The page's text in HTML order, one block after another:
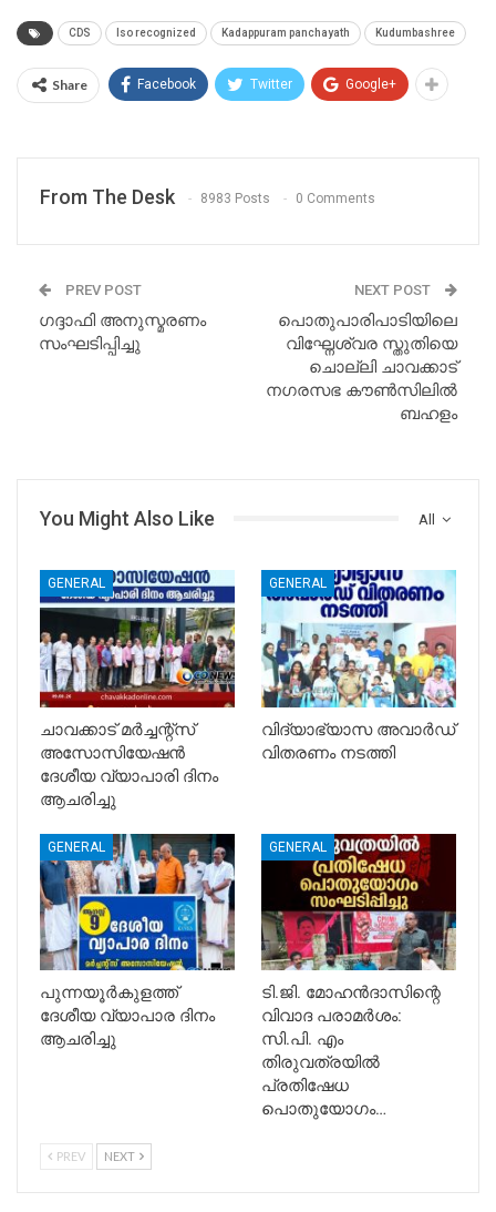
CDS Iso recognized Kadappuram panchayath Kudumbashree
Share Facebook Twitter Google+
From The Desk 8983 Posts 0 Comments
PREV POST
ഗദ്ദാഫി അനുസ്മരണം
സംഘടിപ്പിച്ചു
NEXT POST
പൊതുപാരിപാടിയിലെ
വിഘ്നേശ്വര സ്തുതിയെ
ചൊല്ലി ചാവക്കാട്
നഗരസഭ കൗൺസിലിൽ
ബഹളം
All
You Might Also Like
GENERAL
ചാവക്കാട് മർച്ചന്റ്സ്
അസോസിയേഷൻ
ദേശീയ വ്യാപാരി ദിനം
ആചരിച്ചു
GENERAL
വിദ്യാഭ്യാസ അവാർഡ്
വിതരണം നടത്തി
GENERAL
പുന്നയൂർകുളത്ത്
ദേശീയ വ്യാപാര ദിനം
ആചരിച്ചു
GENERAL
ടി.ജി. മോഹൻദാസിന്റെ
വിവാദ പരാമർശം:
സി.പി. എം
തിരുവത്രയിൽ
പ്രതിഷേധ
പൊതുയോഗം…
PREV NEXT